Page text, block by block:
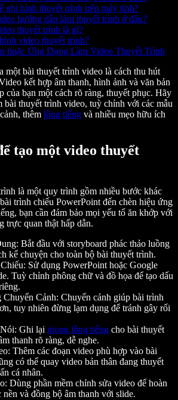
ghi hình thuyết trình trên máy tính?
hướng dẫn làm thuyết trình ở đâu?
thuyết trình là gì?
video thuyết trình?
hoặc Ứng Dụng Làm Video Thuyết Trình
một bài thuyết trình video là cách thu hút
kết hợp âm thanh, hình ảnh và văn bản
của bạn một cách rõ ràng, thuyết phục. Hãy
bài thuyết trình video, tuỳ chỉnh với các mẫu
thêm lồng tiếng và nhiều mẹo hữu ích
tạo một video thuyết
là một quy trình gồm nhiều bước khác
trình chiếu PowerPoint đến chèn hiệu ứng
bạn cần đảm bảo mọi yếu tố ăn khớp với
trực quan thật hấp dẫn.
: Bắt đầu với storyboard phác thảo luồng
kể chuyện cho toàn bộ bài thuyết trình.
: Sử dụng PowerPoint hoặc Google
Tuỳ chỉnh phông chữ và đồ họa để tạo dấu
Cảnh: Chuyển cảnh giúp bài trình
tuy nhiên đừng lạm dụng để tránh gây rối
: Ghi lại giọng lồng tiếng cho bài thuyết
thanh rõ ràng, dễ nghe.
: Thêm các đoạn video phù hợp vào bài
có thể quay video bản thân đang thuyết
cá nhân.
: Dùng phần mềm chỉnh sửa video để hoàn
nền và đồng bộ âm thanh với slide.